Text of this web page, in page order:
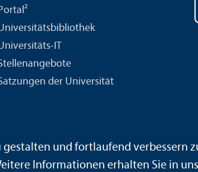
IT
der Universität
gestalten und fortlaufend verbessern
Informationen erhalten Sie in